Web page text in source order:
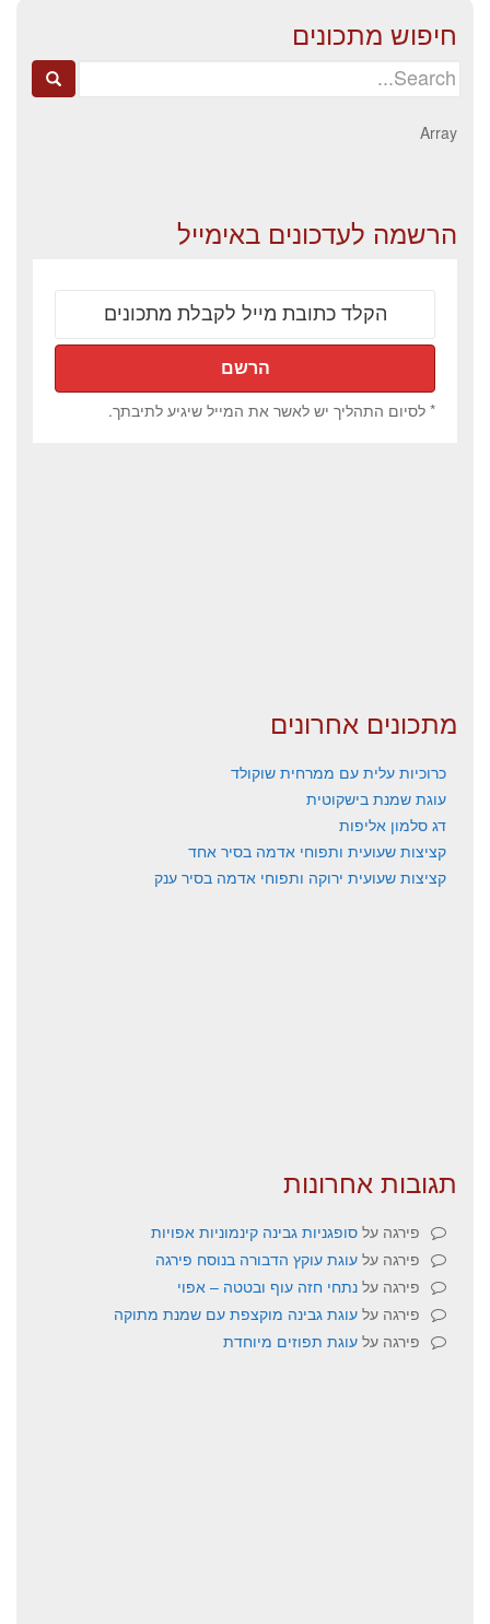
חיפוש מתכונים
Search
Array
הרשמה לעדכונים באימייל
* לסיום התהליך יש לאשר את המייל שיגיע לתיבתך.
מתכונים אחרונים
כרוכיות עלית עם ממרחית שוקולד
עוגת שמנת בישקוטית
דג סלמון אליפות
קציצות שעועית ותפוחי אדמה בסיר אחד
קציצות שעועית ירוקה ותפוחי אדמה בסיר ענק
תגובות אחרונות
פירגה על סופגניות גבינה קינמוניות אפויות
פירגה על עוגת עוקץ הדבורה בנוסח פירגה
פירגה על נתחי חזה עוף ובטטה – אפוי
פירגה על עוגת גבינה מוקצפת עם שמנת מתוקה
פירגה על עוגת תפוזים מיוחדת